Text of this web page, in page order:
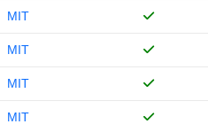
MIT
MIT
MIT
MIT